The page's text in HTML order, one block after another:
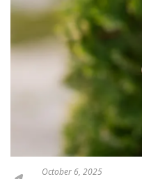
October 6, 2025